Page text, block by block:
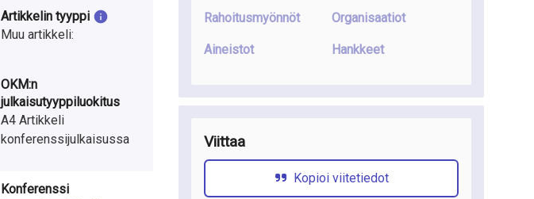
Artikkelin tyyppi
Muu artikkeli:
OKM:n
julkaisutyyppiluokitus
A4 Artikkeli
konferenssijulkaisussa
Konferenssi
Rahoitusmyönnöt
Aineistot
Organisaatiot
Hankkeet
Viittaa
Kopioi viitetiedot